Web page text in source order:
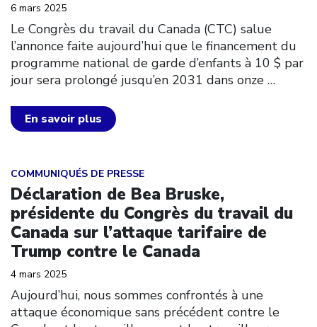
6 mars 2025
Le Congrès du travail du Canada (CTC) salue
l’annonce faite aujourd’hui que le financement du
programme national de garde d’enfants à 10 $ par
jour sera prolongé jusqu’en 2031 dans onze …
En savoir plus
COMMUNIQUÉS DE PRESSE
Déclaration de Bea Bruske,
présidente du Congrès du travail du
Canada sur l’attaque tarifaire de
Trump contre le Canada
4 mars 2025
Aujourd’hui, nous sommes confrontés à une
attaque économique sans précédent contre le
Click to open the link